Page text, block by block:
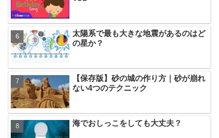
太陽系で最も大きな地震があるのはど
の星か？
【保存版】砂の城の作り方｜砂が崩れ
ない4つのテクニック
海でおしっこをしても大丈夫？